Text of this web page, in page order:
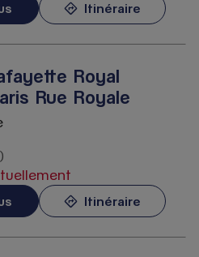
Itinéraire
Royal
Rue Royale
5
Itinéraire